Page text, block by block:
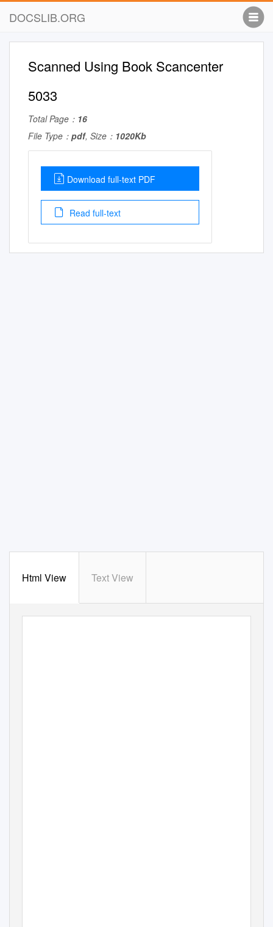
DOCSLIB.ORG
Scanned Using Book Scancenter
5033
Total Page： 16
File Type： pdf, Size： 1020Kb
Download full-text PDF
Read full-text
Html View Text View